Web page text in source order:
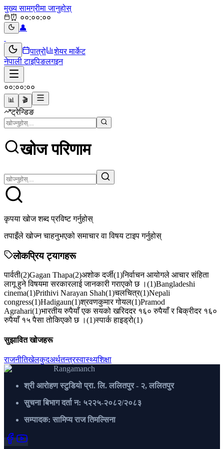
मुख्य सामग्रीमा जानुहोस्
⏰ ००:००:००
👤
पात्रो
शेयर मार्केट
नेपाली टाइपिङलगइन
००:००:००
📊 🎬
ट्रेन्डिङ
खोज परिणाम
कृपया खोज शब्द प्रविष्ट गर्नुहोस्
तपाइँले खोज्न चाहनुभएको समाचार वा विषय टाइप गर्नुहोस्
लोकप्रिय ट्यागहरू
पार्वती(2)Gagan Thapa(2)अशोक दर्जी(1)निर्वाचन आयोगले आचार संहिता
लागू हुने विषयमा सरकारलाई जानकारी गराएको छ । (1)Bangladeshi
cinema(1)Prithivi Narayan Shah(1)चलचित्र(1)Nepali
congress(1)Hadigaun(1)श्रवणकुमार गोयल(1)Pramod
Agrahari(1)भारतीय रुपैयाँ एक सयको खरिददर १६० रुपैयाँ र बिक्रीदर १६०
रुपैयाँ १५ पैसा तोकिएको छ । (1)स्पार्क हाइड्रो(1)
सुझावित खोजहरू
राजनीतिखेलकुदअर्थतन्त्रस्वास्थ्यशिक्षा
Rangamanch
श्री आरोहण स्टुडियो प्रा. लि. ललितपुर - २, ललितपुर
सुचना बिभाग दर्ता न: ५२२५-२०८२/२०८३
सम्पादक: सामिप्य राज तिमल्सिना